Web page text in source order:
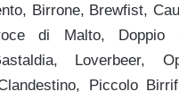
Birrone, Brewfist,
di Malto, Doppio
Loverbeer,
Piccolo